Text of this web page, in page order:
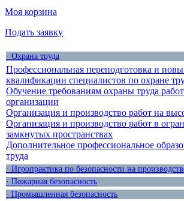
Моя корзина
Подать заявку
· Охрана труда
Профессиональная переподготовка и
квалификации специалистов по охране
Обучение требованиям охраны труда
организации
Организация и производство работ на
Организация и производство работ в
замкнутых пространствах
Дополнительное профессиональное
труда
· Игропрактика по безопасности на
· Пожарная безопасность
· Промышленная безопасность